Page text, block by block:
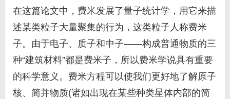
在这篇论文中，费米发展了量子统计学，用它来描
述某类粒子大量聚集的行为，这类粒子人称费米
子。由于电子、质子和中子——构成普通物质的三
种“建筑材料”都是费米子，所以费米学说具有重要
的科学意义。费米方程可以使我们更好地了解原子
核、简并物质(诸如出现在某些种类星体内部的简